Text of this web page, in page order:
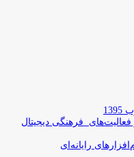
فعالیت‌­های فرهنگی دیجیتال
رایانه‌ای